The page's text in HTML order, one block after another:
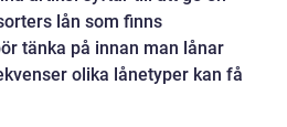
lån som finns
tänka på innan man lånar
olika lånetyper kan få